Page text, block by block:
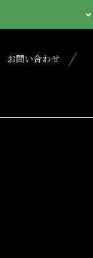
お問い合わせ